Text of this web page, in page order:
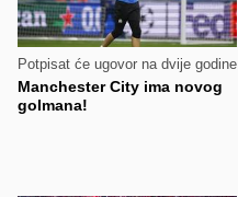
Potpisat će ugovor na dvije godine
Manchester City ima novog
golmana!